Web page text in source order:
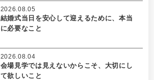
結婚式当日を安心して迎えるために、本当
に必要なこと
2026.08.05
会場見学では見えないからこそ、大切にし
て欲しいこと
2026.08.04